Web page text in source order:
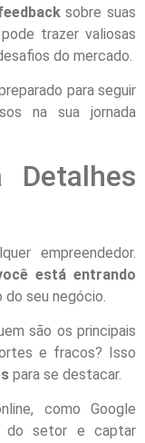
sobre suas
trazer valiosas
do mercado.
para seguir
na sua jornada
Detalhes
empreendedor.
está entrando
seu negócio.
são os principais
e fracos? Isso
para se destacar.
como Google
do setor e captar